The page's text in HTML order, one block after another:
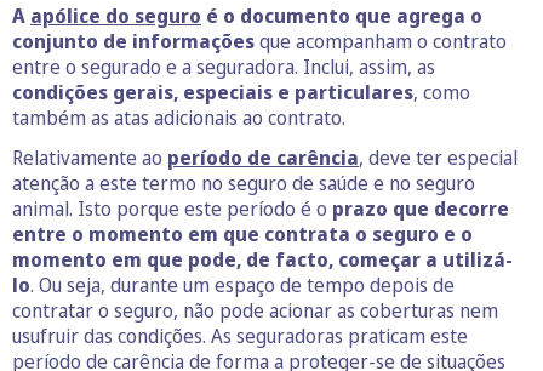
A apólice do seguro é o documento que agrega o
conjunto de informaçõesque acompanham o contrato
entre o segurado e a seguradora. Inclui, assim, as
condições gerais, especiais e particulares, como
também as atas adicionais ao contrato.
Relativamente ao período de carência, deve ter especial
atenção a este termo no seguro de saúde e no seguro
animal. Isto porque este período é o prazo que decorre
entre o momento em que contrata o seguro e o
momento em que pode, de facto, começar a utilizá-
lo. Ou seja, durante um espaço de tempo depois de
contratar o seguro, não pode acionar as coberturas nem
usufruir das condições. As seguradoras praticam este
período de carência de forma a proteger-se de situações